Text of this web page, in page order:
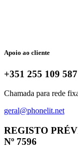
Apoio ao cliente
+351 255 109 587
Chamada para rede
geral@phonelit.net
REGISTO
Nº 7596